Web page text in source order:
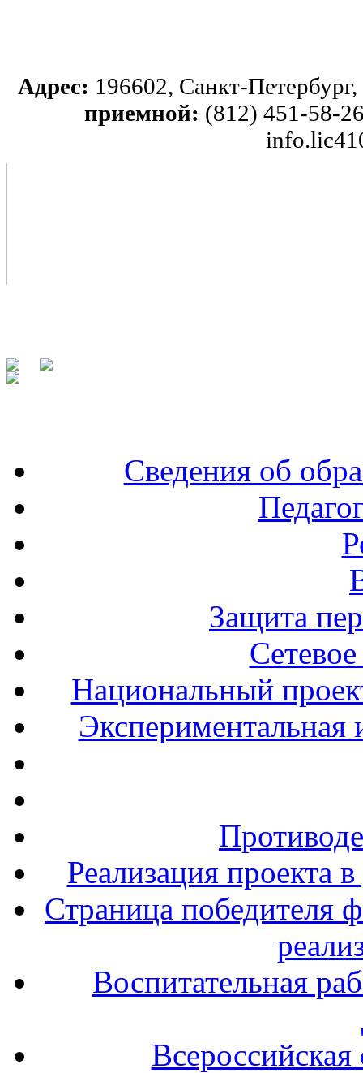
Адрес: 196602, Санкт-
приемной: (812) 451-58-
Сведения об
Защита
Национальный
Экспериментальная
Реализация проекта
Страница победителя
Воспитательная